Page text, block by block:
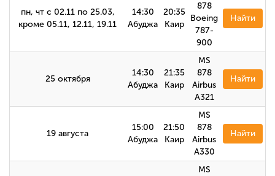
пн, чт с 02.11 по 25.03,
кроме 05.11, 12.11, 19.11
14:30
Абуджа
20:35
Каир
878
Boeing
787-
900
Найти
25 октября
14:30
Абуджа
21:35
Каир
MS
878
Airbus
А321
Найти
19 августа
15:00
Абуджа
21:50
Каир
MS
878
Airbus
А330
Найти
MS